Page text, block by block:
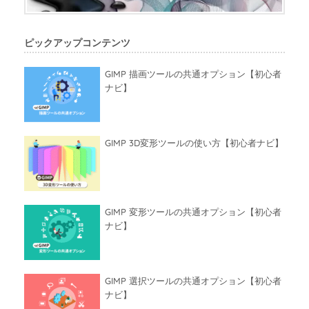
ピックアップコンテンツ
GIMP 描画ツールの共通オプション【初心者
ナビ】
GIMP 3D変形ツールの使い方【初心者ナビ】
GIMP 変形ツールの共通オプション【初心者
ナビ】
GIMP 選択ツールの共通オプション【初心者
ナビ】